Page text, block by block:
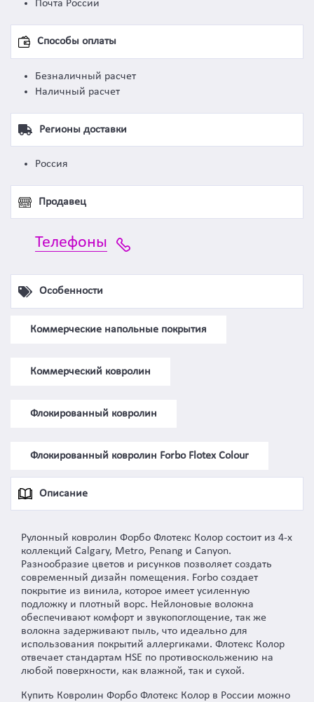
Почта России
Способы оплаты
Безналичный расчет
Наличный расчет
Регионы доставки
Россия
Продавец
Телефоны
Особенности
Коммерческие напольные покрытия
Коммерческий ковролин
Флокированный ковролин
Флокированный ковролин Forbo Flotex Colour
Описание
Рулонный ковролин Форбо Флотекс Колор состоит из 4-х
коллекций Calgary, Metro, Penang и Canyon.
Разнообразие цветов и рисунков позволяет создать
современный дизайн помещения. Forbo создает
покрытие из винила, которое имеет усиленную
подложку и плотный ворс. Нейлоновые волокна
обеспечивают комфорт и звукопоглощение, так же
волокна задерживают пыль, что идеально для
использования покрытий аллергиками. Флотекс Колор
отвечает стандартам HSE по противоскольжению на
любой поверхности, как влажной, так и сухой.
Купить Ковролин Форбо Флотекс Колор в России можно